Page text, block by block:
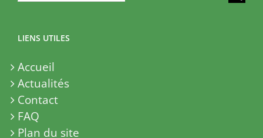
LIENS UTILES
Accueil
Actualités
Contact
FAQ
Plan du site